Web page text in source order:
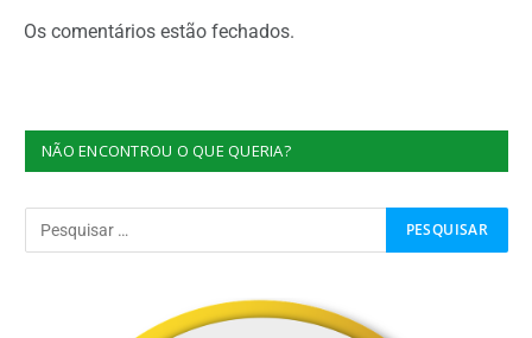
Os comentários estão fechados.
NÃO ENCONTROU O QUE QUERIA?